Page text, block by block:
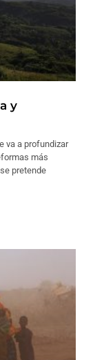
y
va a profundizar
más
pretende